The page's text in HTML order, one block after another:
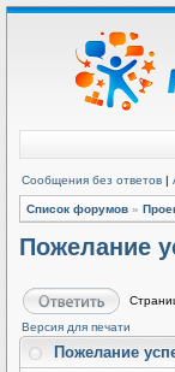
Сообщения без ответов |
Список форумов »
Пожелание
Версия для печати
Пожелание